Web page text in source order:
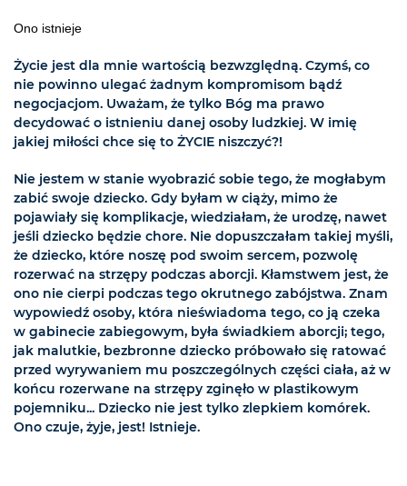
Ono istnieje
Życie jest dla mnie wartością bezwzględną. Czymś, co
nie powinno ulegać żadnym kompromisom bądź
negocjacjom. Uważam, że tylko Bóg ma prawo
decydować o istnieniu danej osoby ludzkiej. W imię
jakiej miłości chce się to ŻYCIE niszczyć?!
Nie jestem w stanie wyobrazić sobie tego, że mogłabym
zabić swoje dziecko. Gdy byłam w ciąży, mimo że
pojawiały się komplikacje, wiedziałam, że urodzę, nawet
jeśli dziecko będzie chore. Nie dopuszczałam takiej myśli,
że dziecko, które noszę pod swoim sercem, pozwolę
rozerwać na strzępy podczas aborcji. Kłamstwem jest, że
ono nie cierpi podczas tego okrutnego zabójstwa. Znam
wypowiedź osoby, która nieświadoma tego, co ją czeka
w gabinecie zabiegowym, była świadkiem aborcji; tego,
jak malutkie, bezbronne dziecko próbowało się ratować
przed wyrywaniem mu poszczególnych części ciała, aż w
końcu rozerwane na strzępy zginęło w plastikowym
pojemniku... Dziecko nie jest tylko zlepkiem komórek.
Ono czuje, żyje, jest! Istnieje.